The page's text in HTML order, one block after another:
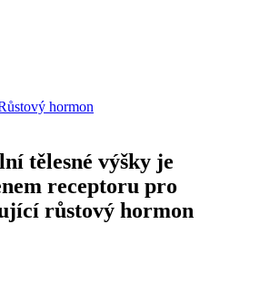
hormon
tělesné výšky je
receptoru pro
růstový hormon